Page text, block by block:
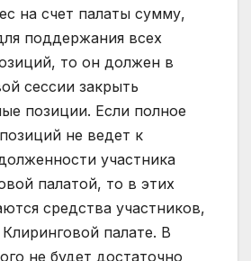
на счет палаты сумму,
поддержания всех
то он должен в
сессии закрыть
позиции. Если полное
не ведет к
участника
палатой, то в этих
средства участников,
палате. В
не будет достаточно